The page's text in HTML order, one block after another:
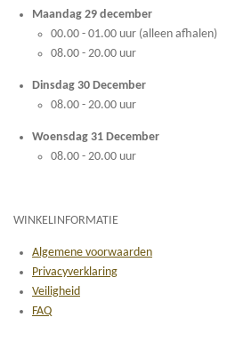
Maandag 29 december
00.00 - 01.00 uur (alleen afhalen)
08.00 - 20.00 uur
Dinsdag 30 December
08.00 - 20.00 uur
Woensdag 31 December
08.00 - 20.00 uur
WINKELINFORMATIE
Algemene voorwaarden
Privacyverklaring
Veiligheid
FAQ